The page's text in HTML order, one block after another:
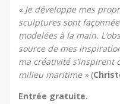
« Je développe mes
sculptures sont
modelées à la main.
source de mes
ma créativité
milieu maritime » (
Entrée gratuite.